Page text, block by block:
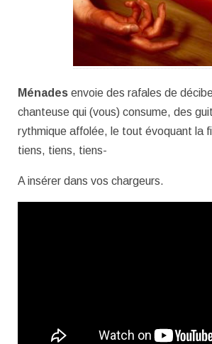
Ménades envoie des rafales de
chanteuse qui (vous) consume, des
rythmique affolée, le tout évoquant la
tiens, tiens, tiens-
A insérer dans vos chargeurs.